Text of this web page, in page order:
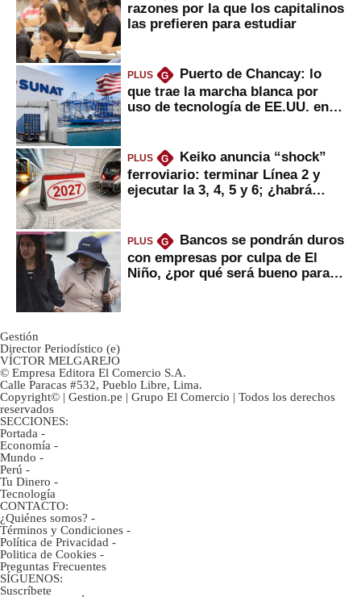
razones por la que los capitalinos
las prefieren para estudiar
PLUS G
Puerto de Chancay: lo
que trae la marcha blanca por
uso de tecnología de EE.UU. en
PLUS G
Keiko anuncia “shock”
ferroviario: terminar Línea 2 y
ejecutar la 3, 4, 5 y 6; ¿habrá
PLUS G
Bancos se pondrán duros
con empresas por culpa de El
Niño, ¿por qué será bueno para
Gestión
Director Periodístico (e)
VÍCTOR MELGAREJO
© Empresa Editora El Comercio S.A.
Calle Paracas #532, Pueblo Libre, Lima.
Copyright© | Gestion.pe | Grupo El Comercio | Todos los derechos
reservados
SECCIONES:
Portada -
Economía -
Mundo -
Perú -
Tu Dinero -
Tecnología
CONTACTO:
¿Quiénes somos? -
Términos y Condiciones -
Política de Privacidad -
Politica de Cookies -
Preguntas Frecuentes
SÍGUENOS:
Suscríbete